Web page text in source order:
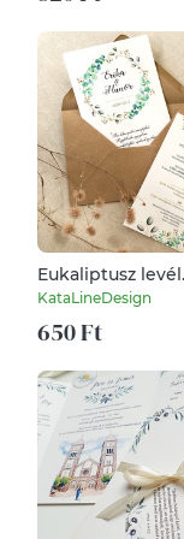
Eukaliptusz levél
koszorús esküvői
KataLineDesign
650 Ft